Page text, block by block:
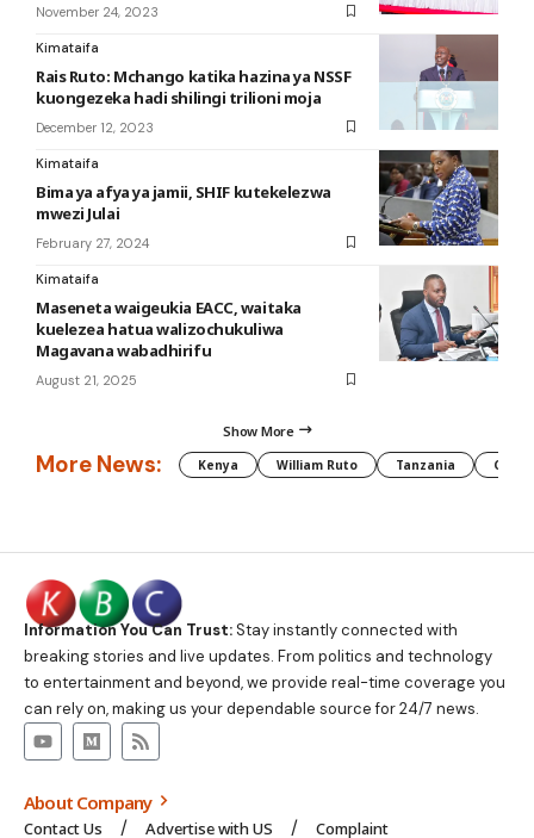
November 24, 2023
Kimataifa
Rais Ruto: Mchango katika hazina ya NSSF
kuongezeka hadi shilingi trilioni moja
December 12, 2023
Kimataifa
Bima ya afya ya jamii, SHIF kutekelezwa
mwezi Julai
February 27, 2024
Kimataifa
Maseneta waigeukia EACC, waitaka
kuelezea hatua walizochukuliwa
Magavana wabadhirifu
August 21, 2025
Show More
More News: Kenya William Ruto Tanzania CAF
Information You Can Trust:Stay instantly connected with
breaking stories and live updates. From politics and technology
to entertainment and beyond, we provide real-time coverage you
can rely on, making us your dependable source for 24/7 news.
About Company
Contact Us Advertise with US Complaint